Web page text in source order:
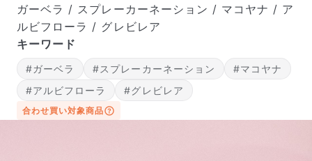
ガーベラ / スプレーカーネーション / マコヤナ / ア
ルビフローラ / グレビレア
キーワード
#ガーベラ #スプレーカーネーション
#マコヤナ
#アルビフローラ
#グレビレア
合わせ買い対象商品